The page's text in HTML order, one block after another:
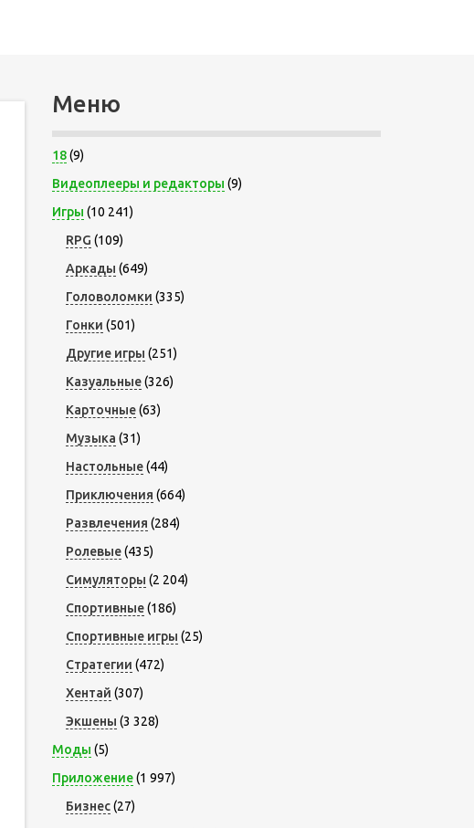
Меню
18(9)
Видеоплееры и редакторы (9)
Игры (10 241)
RPG (109)
Аркады (649)
Головоломки (335)
Гонки (501)
Другие игры (251)
Казуальные(326)
Карточные(63)
Музыка (31)
Настольные(44)
Приключения (664)
Развлечения (284)
Ролевые(435)
Симуляторы (2 204)
Спортивные(186)
Спортивные игры (25)
Стратегии (472)
Хентай (307)
Экшены (3 328)
Моды (5)
Приложение(1 997)
Бизнес(27)